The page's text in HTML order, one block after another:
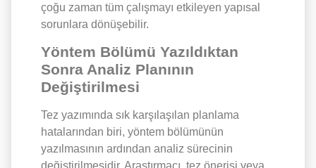
çoğu zaman tüm çalışmayı etkileyen yapısal
sorunlara dönüşebilir.
Yöntem Bölümü Yazıldıktan
Sonra Analiz Planının
Değiştirilmesi
Tez yazımında sık karşılaşılan planlama
hatalarından biri, yöntem bölümünün
yazılmasının ardından analiz sürecinin